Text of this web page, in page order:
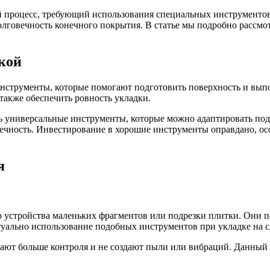
требующий использования специальных
конечного покрытия. В статье мы подробно
которые помогают подготовить поверхность и
обеспечить ровность укладки.
инструменты, которые можно адаптировать
Инвестирование в хорошие инструменты
маленьких фрагментов или подрезки плитки. Они
использование подобных инструментов при укладке на
больше контроля и не создают пыли или вибраций.